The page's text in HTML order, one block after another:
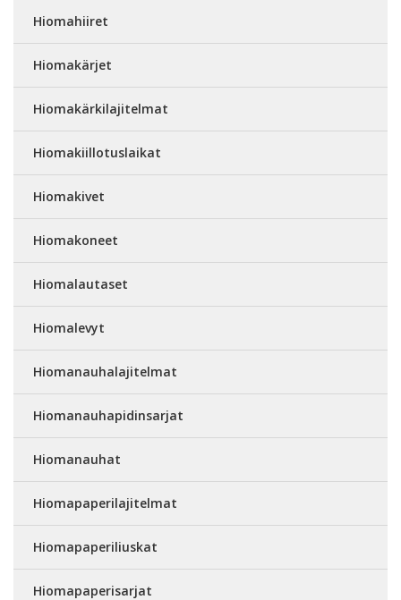
Hiomahiiret
Hiomakärjet
Hiomakärkilajitelmat
Hiomakiillotuslaikat
Hiomakivet
Hiomakoneet
Hiomalautaset
Hiomalevyt
Hiomanauhalajitelmat
Hiomanauhapidinsarjat
Hiomanauhat
Hiomapaperilajitelmat
Hiomapaperiliuskat
Hiomapaperisarjat